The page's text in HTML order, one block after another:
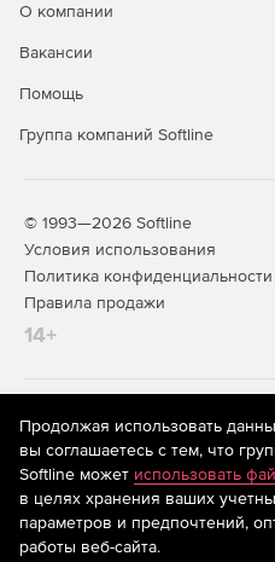
О компании
Вакансии
Помощь
Группа компаний Softline
© 1993—2026 Softline
Условия использования
Политика конфиденциальности
Правила продажи
14+
На информационном ресурсе
рекомендательные технологии
предоставления информации
систематизации и анализа
предпочтениям пользователей
находящихся на территории
Продолжая использовать
вы соглашаетесь с тем, что
Softline может использовать
в целях хранения ваших
параметров и предпочтений,
работы веб-сайта.